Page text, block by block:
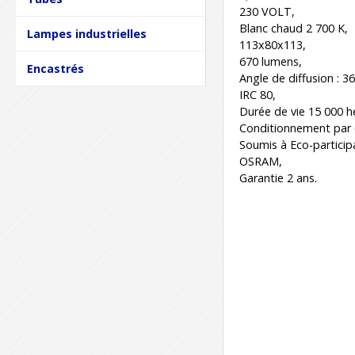
Lampes industrielles
Encastrés
230 VOLT,
Blanc chaud 2 700 K,
113x80x113,
670 lumens,
Angle de diffusion :
IRC 80,
Durée de vie 15 000
Conditionnement par
Soumis à Eco-
OSRAM,
Garantie 2 ans.